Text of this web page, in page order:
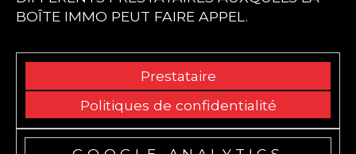
BOÎTE IMMO PEUT FAIRE APPEL.
Prestataire
Politiques de confidentialité